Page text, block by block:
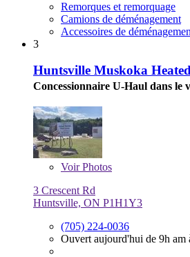
Remorques et remorquage
Camions de déménagement
Accessoires de
3
Huntsville Muskoka
Concessionnaire U-Haul dans le
VoirPhotos
3 Crescent Rd
Huntsville, ON P1H1Y3
(705) 224-0036
Ouvert aujourd'hui de 9h am